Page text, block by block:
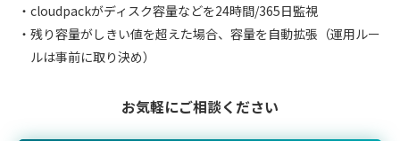
cloudpackがディスク容量などを24時間/365日監視
残り容量がしきい値を超えた場合、容量を自動拡張（運用ルー
ルは事前に取り決め）
お気軽にご相談ください